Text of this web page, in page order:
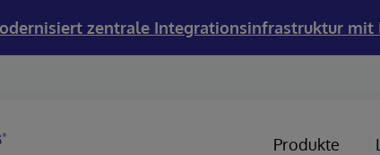
zentrale Integrationsinfrastruktur mit
Produkte